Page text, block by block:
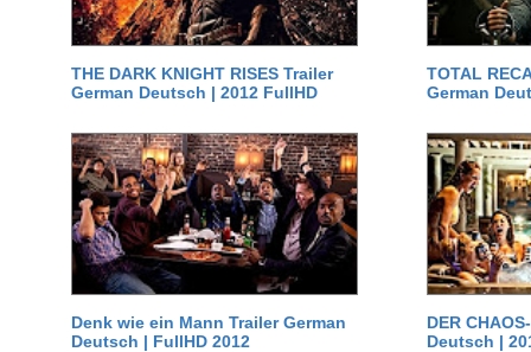
THE DARK KNIGHT RISES Trailer
German Deutsch | 2012 FullHD
TOTAL
German
Denk wie ein Mann Trailer German
Deutsch | FullHD 2012
DER
Deutsch |